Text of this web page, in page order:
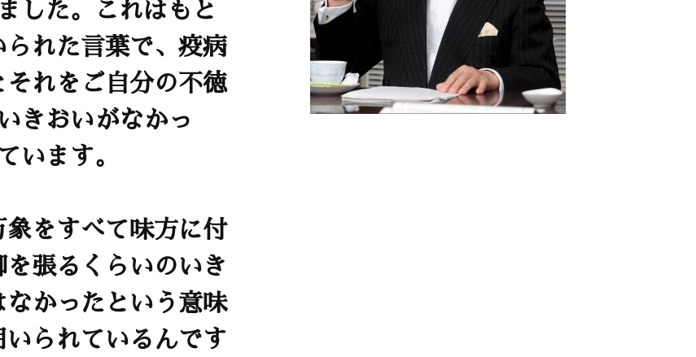
した。これはもと
れた言葉で、疫病
れをご自分の不徳
きおいがなかっ
います。
をすべて味方に付
張るくらいのいき
かったという意味
られているんです